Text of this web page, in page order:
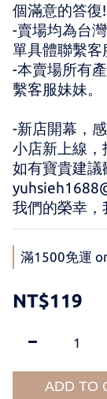
個滿意的答復!
-賣場均為台
單具體聯繫客
-本賣場所有
繫客服妹妹。
-新店開幕，
小店新上線，
如有寶貴建
我們的榮幸
滿1500免運
NT$119
ADD TO